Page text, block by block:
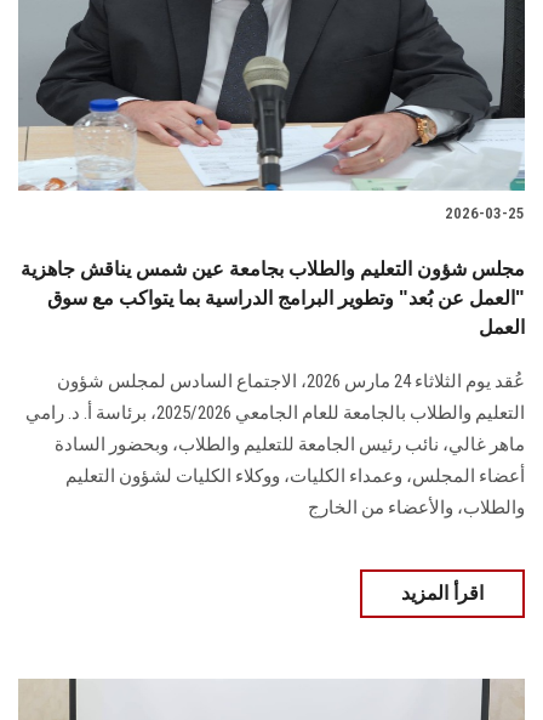
2026-03-25
مجلس شؤون التعليم والطلاب بجامعة عين شمس يناقش جاهزية
"العمل عن بُعد" وتطوير البرامج الدراسية بما يتواكب مع سوق
العمل
عُقد يوم الثلاثاء 24 مارس 2026، الاجتماع السادس لمجلس شؤون
التعليم والطلاب بالجامعة للعام الجامعي 2025/2026، برئاسة أ. د. رامي
ماهر غالي، نائب رئيس الجامعة للتعليم والطلاب، وبحضور السادة
أعضاء المجلس، وعمداء الكليات، ووكلاء الكليات لشؤون التعليم
والطلاب، والأعضاء من الخارج
اقرأ المزيد